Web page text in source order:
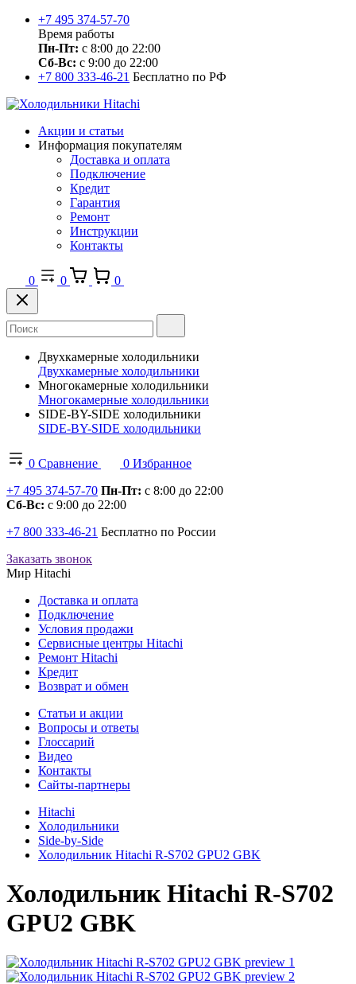
+7 495 374-57-70
Время работы
Пн-Пт: с 8:00 до 22:00
Сб-Вс: с 9:00 до 22:00
+7 800 333-46-21 Бесплатно по РФ
Акции и статьи
Информация покупателям
Доставка и оплата
Подключение
Кредит
Гарантия
Ремонт
Инструкции
Контакты
0 0 0
Двухкамерные холодильники
Двухкамерные холодильники
Многокамерные холодильники
Многокамерные холодильники
SIDE-BY-SIDE холодильники
SIDE-BY-SIDE холодильники
0 Сравнение 0 Избранное
+7 495 374-57-70 Пн-Пт: с 8:00 до 22:00
Сб-Вс: с 9:00 до 22:00
+7 800 333-46-21 Бесплатно по России
Заказать звонок
Мир Hitachi
Доставка и оплата
Подключение
Условия продажи
Сервисные центры Hitachi
Ремонт Hitachi
Кредит
Возврат и обмен
Cтатьи и акции
Вопросы и ответы
Глоссарий
Видео
Контакты
Сайты-партнеры
Hitachi
Холодильники
Side-by-Side
Холодильник Hitachi R-S702 GPU2 GBK
ХолодильникHitachi R-S702
GPU2 GBK